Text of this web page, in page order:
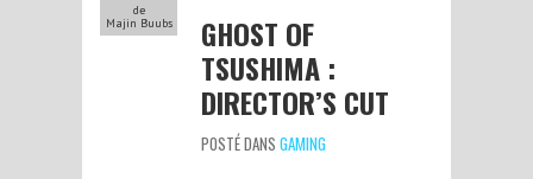
de
Majin Buubs
GHOST OF
TSUSHIMA :
DIRECTOR’S CUT
POSTÉ DANS GAMING